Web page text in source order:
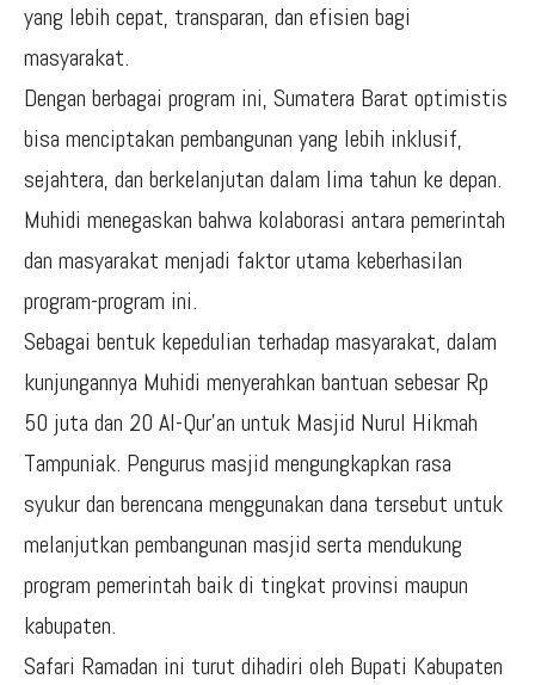
yang lebih cepat, transparan, dan efisien bagi
masyarakat.
Dengan berbagai program ini, Sumatera Barat optimistis
bisa menciptakan pembangunan yang lebih inklusif,
sejahtera, dan berkelanjutan dalam lima tahun ke depan.
Muhidi menegaskan bahwa kolaborasi antara pemerintah
dan masyarakat menjadi faktor utama keberhasilan
program-program ini.
Sebagai bentuk kepedulian terhadap masyarakat, dalam
kunjungannya Muhidi menyerahkan bantuan sebesar Rp
50 juta dan 20 Al-Qur’an untuk Masjid Nurul Hikmah
Tampuniak. Pengurus masjid mengungkapkan rasa
syukur dan berencana menggunakan dana tersebut untuk
melanjutkan pembangunan masjid serta mendukung
program pemerintah baik di tingkat provinsi maupun
kabupaten.
Safari Ramadan ini turut dihadiri oleh Bupati Kabupaten